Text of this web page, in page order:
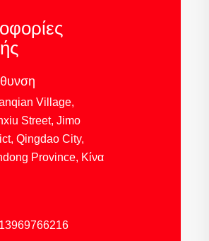
Village,
Street, Jimo
Qingdao City,
Province, Κίνα